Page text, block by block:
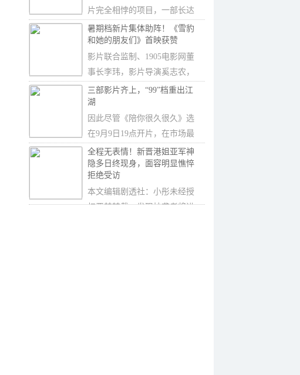
片完全相悖的项目，一部长达
3小时的人物传
暑期档新片集体助阵！《雪豹
和她的朋友们》首映获赞
影片联合监制、1905电影网董
事长李玮，影片导演奚志农，
摄影师柯炫晖等
三部影片齐上，“99”档重出江
湖
因此尽管《陪你很久很久》选
在9月9日19点开片，在市场最
为低迷的星期四
全程无表情！新晋港姐亚军神
隐多日终现身，面容明显憔悴
拒绝受访
本文编辑剧透社：小彤未经授
权严禁转载，发现抄袭者将进